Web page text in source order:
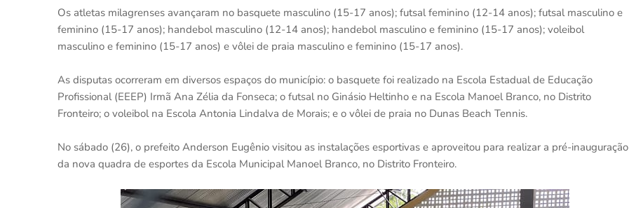
Os atletas milagrenses avançaram no basquete masculino (15-17 anos); futsal feminino (12-14 anos); futsal masculino e
feminino (15-17 anos); handebol masculino (12-14 anos); handebol masculino e feminino (15-17 anos); voleibol
masculino e feminino (15-17 anos) e vôlei de praia masculino e feminino (15-17 anos).
As disputas ocorreram em diversos espaços do município: o basquete foi realizado na Escola Estadual de Educação
Profissional (EEEP) Irmã Ana Zélia da Fonseca; o futsal no Ginásio Heltinho e na Escola Manoel Branco, no Distrito
Fronteiro; o voleibol na Escola Antonia Lindalva de Morais; e o vôlei de praia no Dunas Beach Tennis.
No sábado (26), o prefeito Anderson Eugênio visitou as instalações esportivas e aproveitou para realizar a pré-inauguração
da nova quadra de esportes da Escola Municipal Manoel Branco, no Distrito Fronteiro.